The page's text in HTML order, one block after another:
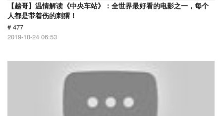
【越哥】温情解读《中央车站》：全世界最好看的电影之一，每个
人都是带着伤的刺猬！
# 477
2019-10-24 06:53